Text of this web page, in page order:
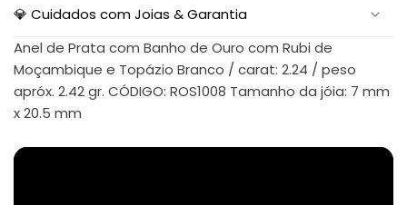
💎 Cuidados com Joias & Garantia
Anel de Prata com Banho de Ouro com Rubi de
Moçambique e Topázio Branco / carat: 2.24 / peso
apróx. 2.42 gr. CÓDIGO: ROS1008 Tamanho da jóia: 7 mm
x 20.5 mm